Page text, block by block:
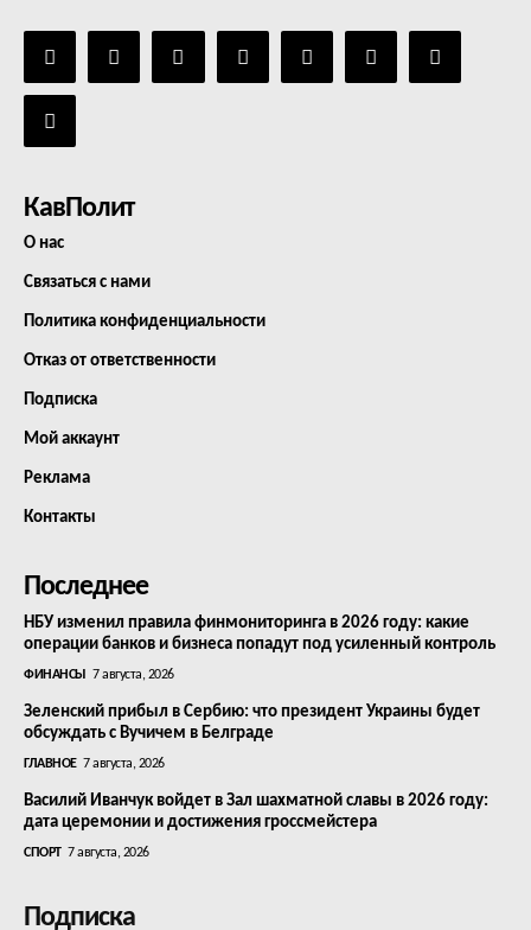
КавПолит
О нас
Связаться с нами
Политика конфиденциальности
Отказ от ответственности
Подписка
Мой аккаунт
Реклама
Контакты
Последнее
НБУ изменил правила финмониторинга в 2026 году: какие
операции банков и бизнеса попадут под усиленный контроль
ФИНАНСЫ 7 августа, 2026
Зеленский прибыл в Сербию: что президент Украины будет
обсуждать с Вучичем в Белграде
ГЛАВНОЕ 7 августа, 2026
Василий Иванчук войдет в Зал шахматной славы в 2026 году:
дата церемонии и достижения гроссмейстера
СПОРТ 7 августа, 2026
Подписка